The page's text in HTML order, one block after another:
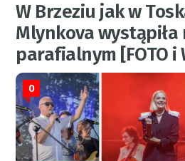
W Brzeziu jak w
Mlynkova
parafialnym [FOTO i
0